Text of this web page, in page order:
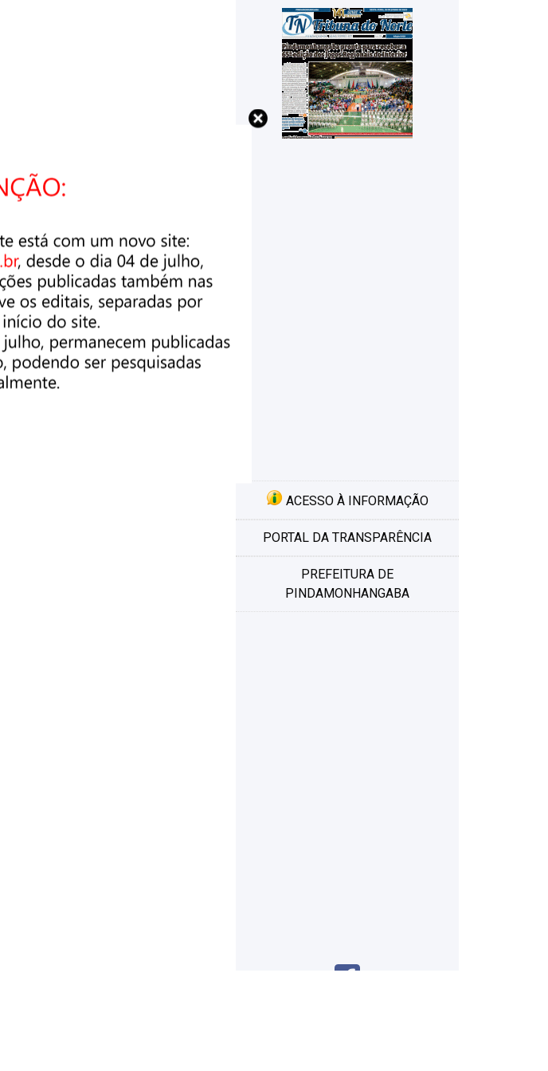
possa ajudar.
ACESSO À INFORMAÇÃO
PORTAL DA TRANSPARÊNCIA
PREFEITURA DE
PINDAMONHANGABA